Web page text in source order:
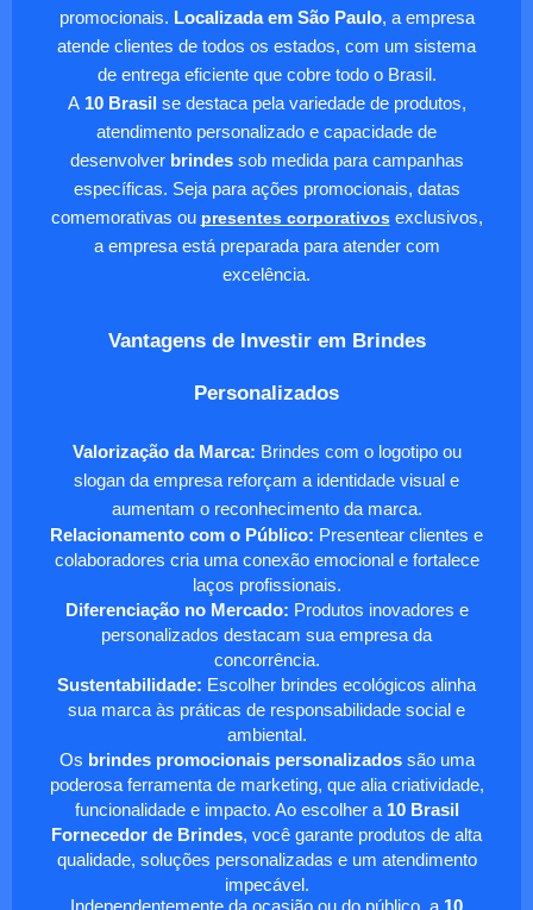
promocionais. Localizada em São Paulo, a empresa
atende clientes de todos os estados, com um sistema
de entrega eficiente que cobre todo o Brasil.
A10 Brasilse destaca pela variedade de produtos,
atendimento personalizado e capacidade de
desenvolver brindessob medida para campanhas
específicas. Seja para ações promocionais, datas
comemorativas ou presentes corporativosexclusivos,
a empresa está preparada para atender com
excelência.
Vantagens de Investir em Brindes
Personalizados
Valorização da Marca: Brindes com o logotipo ou
slogan da empresa reforçam a identidade visual e
aumentam o reconhecimento da marca.
Relacionamento com o Público: Presentear clientes e
colaboradores cria uma conexão emocional e fortalece
laços profissionais.
Diferenciação no Mercado: Produtos inovadores e
personalizados destacam sua empresa da
concorrência.
Sustentabilidade: Escolher brindes ecológicos alinha
sua marca às práticas de responsabilidade social e
ambiental.
Os brindes promocionais personalizadossão uma
poderosa ferramenta de marketing, que alia criatividade,
funcionalidade e impacto. Ao escolher a 10 Brasil
Fornecedor de Brindes, você garante produtos de alta
qualidade, soluções personalizadas e um atendimento
impecável.